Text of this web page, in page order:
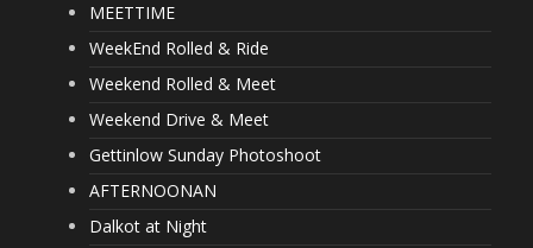
MEETTIME
WeekEnd Rolled & Ride
Weekend Rolled & Meet
Weekend Drive & Meet
Gettinlow Sunday Photoshoot
AFTERNOONAN
Dalkot at Night